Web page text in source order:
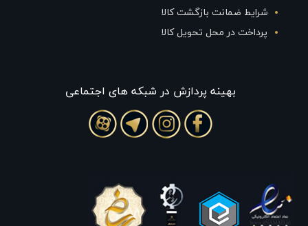
شرایط ضمانت بازگشت کالا
پرداخت در محل تحویل کالا
بهينه پردازش در شبکه های اجتماعی